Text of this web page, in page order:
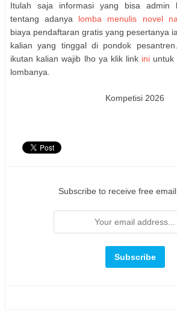
Itulah saja informasi yang bisa admin
tentang adanya lomba menulis novel
biaya pendaftaran gratis yang pesertanya
kalian yang tinggal di pondok
ikutan kalian wajib lho ya klik link ini untuk
lombanya.
Kompetisi 2026
Subscribe to receive free